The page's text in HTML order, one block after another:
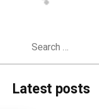
Latest posts